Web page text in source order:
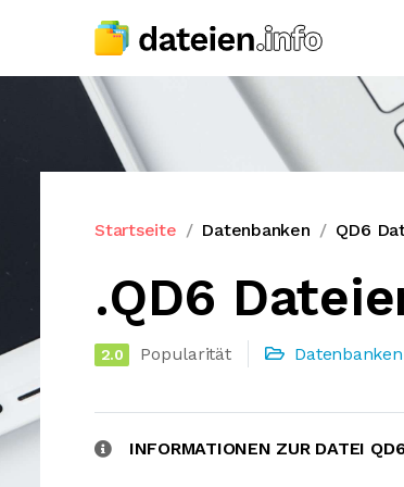
Startseite Datenbanken QD6
.QD6
2.0 Popularität Datenbanken
INFORMATIONEN ZUR DATEI